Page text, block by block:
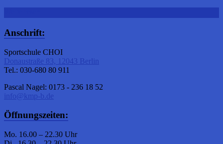
Anschrift:
Sportschule CHOI
Donaustraße 83, 12043 Berlin
Tel.: 030-680 80 911
Pascal Nagel: 0173 - 236 18 52
info@kmp-b.de
Öffnungszeiten:
Mo. 16.00 – 22.30 Uhr